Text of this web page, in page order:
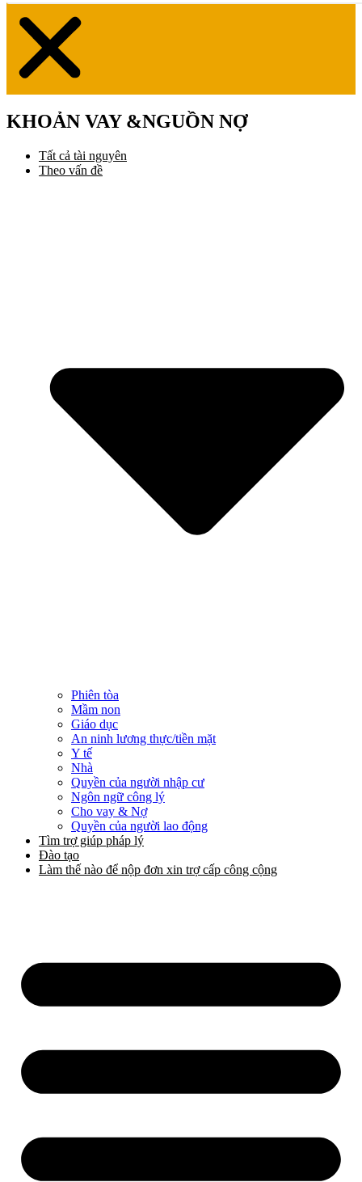
KHOẢN VAY &NGUỒN NỢ
Tất cả tài nguyên
Theo vấn đề
Phiên tòa
Mầm non
Giáo dục
An ninh lương thực/tiền mặt
Y tế
Nhà
Quyền của người nhập cư
Ngôn ngữ công lý
Cho vay & Nợ
Quyền của người lao động
Tìm trợ giúp pháp lý
Đào tạo
Làm thế nào để nộp đơn xin trợ cấp công cộng